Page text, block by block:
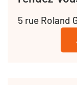
5 rue Roland